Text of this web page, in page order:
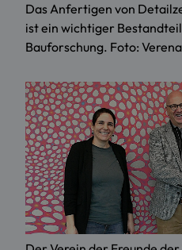
Das Anfertigen von
ist ein wichtiger
Bauforschung. Foto: